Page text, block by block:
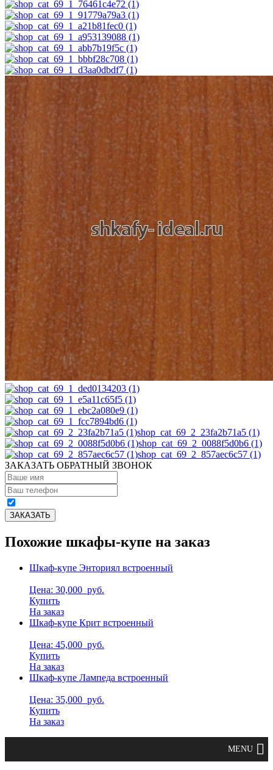
shop_cat_69_2_23fa2b71a5 (1)
shop_cat_69_2_0088f5d0b6 (1)
shop_cat_69_2_857aec6c57 (1)
ЗАКАЗАТЬ ОБРАТНЫЙ ЗВОНОК
Похожие шкафы-купе на заказ
Шкаф-купе Энториял встроенный
Цена: 30,000 руб.
Купить
На заказ
Шкаф-купе Крит встроенный
Цена: 45,000 руб.
Купить
На заказ
Шкаф-купе Лампеда встроенный
Цена: 35,000 руб.
Купить
На заказ